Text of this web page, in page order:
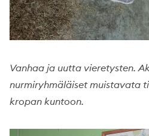
Vanhaa ja uutta vieretysten.
nurmiryhmäläiset muistavata
kropan kuntoon.